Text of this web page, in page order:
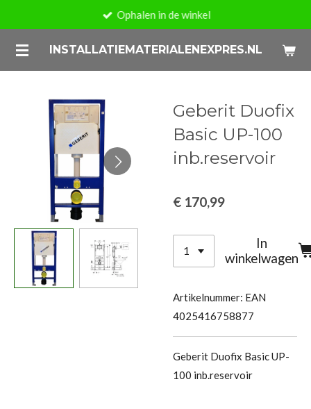
naar
de
INSTALLATIEMATERIALENEXPRES.NL
Ophalen in de winkel
Geberit Duofix
Basic UP-100
inb.reservoir
€ 170,99
In
winkelwagen
Artikelnummer: EAN
4025416758877
Geberit Duofix Basic UP-
100 inb.reservoir